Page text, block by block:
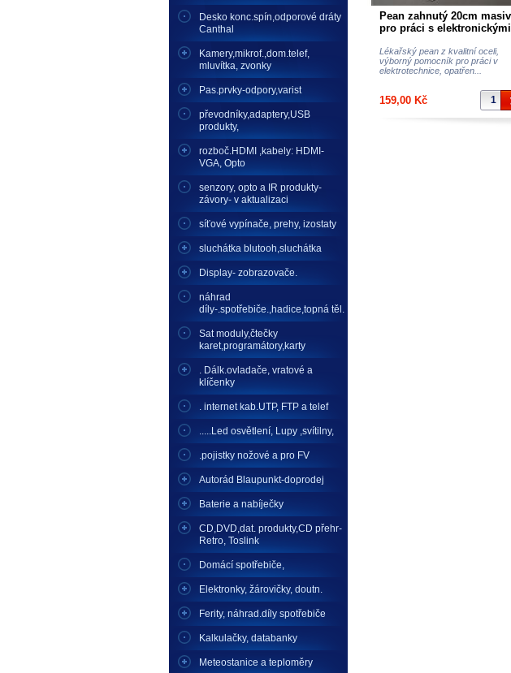
Desko konc.spín,odporové dráty
Canthal
Kamery,mikrof.,dom.telef,
mluvítka, zvonky
Pas.prvky-odpory,varist
převodníky,adaptery,USB
produkty,
rozboč.HDMI ,kabely: HDMI-
VGA, Opto
senzory, opto a IR produkty-
závory- v aktualizaci
síťové vypínače, prehy, izostaty
sluchátka blutooh,sluchátka
Display- zobrazovače.
náhrad
díly-.spotřebiče.,hadice,topná těl.
Sat moduly,čtečky
karet,programátory,karty
. Dálk.ovladače, vratové a
klíčenky
. internet kab.UTP, FTP a telef
.....Led osvětlení, Lupy ,svítilny,
.pojistky nožové a pro FV
Autorád Blaupunkt-doprodej
Baterie a nabíječky
CD,DVD,dat. produkty,CD přehr-
Retro, Toslink
Domácí spotřebiče,
Elektronky, žárovičky, doutn.
Ferity, náhrad.díly spotřebiče
Kalkulačky, databanky
Meteostanice a teploměry
Pean zahnutý 20cm
pro práci s elektronickými
Lékařský pean z kvalitní oceli,
výborný pomocník pro práci v
elektrotechnice, opatřen...
159,00 Kč